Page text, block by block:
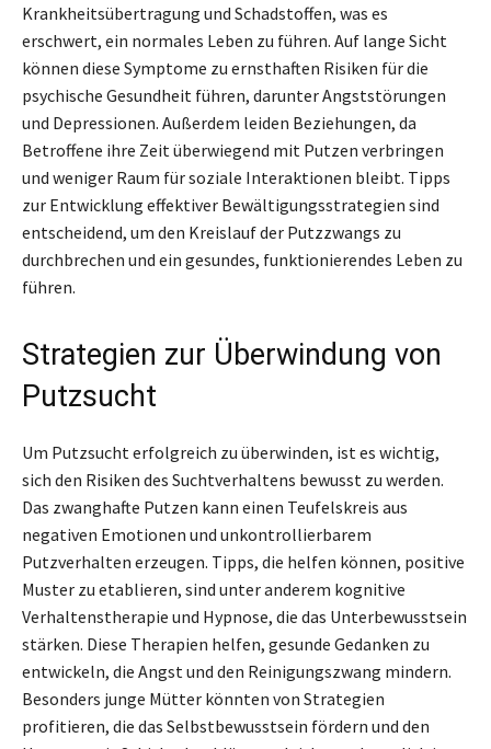
Krankheitsübertragung und Schadstoffen, was es
erschwert, ein normales Leben zu führen. Auf lange Sicht
können diese Symptome zu ernsthaften Risiken für die
psychische Gesundheit führen, darunter Angststörungen
und Depressionen. Außerdem leiden Beziehungen, da
Betroffene ihre Zeit überwiegend mit Putzen verbringen
und weniger Raum für soziale Interaktionen bleibt. Tipps
zur Entwicklung effektiver Bewältigungsstrategien sind
entscheidend, um den Kreislauf der Putzzwangs zu
durchbrechen und ein gesundes, funktionierendes Leben zu
führen.
Strategien zur Überwindung von
Putzsucht
Um Putzsucht erfolgreich zu überwinden, ist es wichtig,
sich den Risiken des Suchtverhaltens bewusst zu werden.
Das zwanghafte Putzen kann einen Teufelskreis aus
negativen Emotionen und unkontrollierbarem
Putzverhalten erzeugen. Tipps, die helfen können, positive
Muster zu etablieren, sind unter anderem kognitive
Verhaltenstherapie und Hypnose, die das Unterbewusstsein
stärken. Diese Therapien helfen, gesunde Gedanken zu
entwickeln, die Angst und den Reinigungszwang mindern.
Besonders junge Mütter könnten von Strategien
profitieren, die das Selbstbewusstsein fördern und den